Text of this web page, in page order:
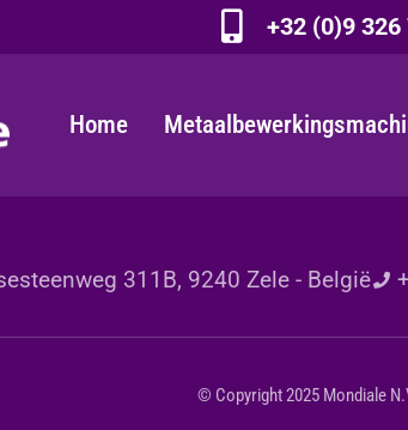
+32 (0)9 326
Home
311B, 9240 Zele - België
© Copyright 2025 Mondiale